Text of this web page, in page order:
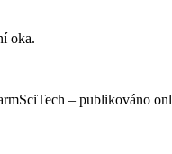
oka.
–⁠ publikováno